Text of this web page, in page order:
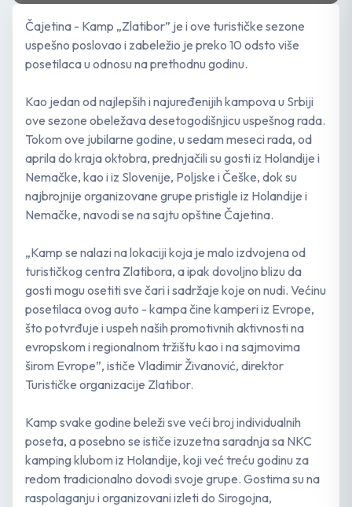
Čajetina - Kamp „Zlatibor” je i ove turističke sezone
uspešno poslovao i zabeležio je preko 10 odsto više
posetilaca u odnosu na prethodnu godinu.
Kao jedan od najlepših i najuređenijih kampova u Srbiji
ove sezone obeležava desetogodišnjicu uspešnog rada.
Tokom ove jubilarne godine, u sedam meseci rada, od
aprila do kraja oktobra, prednjačili su gosti iz Holandije i
Nemačke, kao i iz Slovenije, Poljske i Češke, dok su
najbrojnije organizovane grupe pristigle iz Holandije i
Nemačke, navodi se na sajtu opštine Čajetina.
„Kamp se nalazi na lokaciji koja je malo izdvojena od
turističkog centra Zlatibora, a ipak dovoljno blizu da
gosti mogu osetiti sve čari i sadržaje koje on nudi. Većinu
posetilaca ovog auto - kampa čine kamperi iz Evrope,
što potvrđuje i uspeh naših promotivnih aktivnosti na
evropskom i regionalnom tržištu kao i na sajmovima
širom Evrope”, ističe Vladimir Živanović, direktor
Turističke organizacije Zlatibor.
Kamp svake godine beleži sve veći broj individualnih
poseta, a posebno se ističe izuzetna saradnja sa NKC
kamping klubom iz Holandije, koji već treću godinu za
redom tradicionalno dovodi svoje grupe. Gostima su na
raspolaganju i organizovani izleti do Sirogojna,